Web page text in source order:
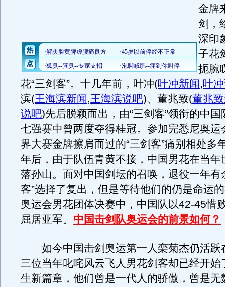
金牌
剑，
深印
子花
扼腕
花“三剑客”。十几年前，叶冲(叶冲新闻,叶
滨(王海滨新闻,王海滨说吧)、董兆致(董兆
说吧)先后脱颖而出，由“三剑客”领衔的中
七强赛中曾两度夺得桂冠。参加完悉尼奥运
界大赛金牌擦肩而过的“三剑客”痛别相处多
年后，由于队伍青黄不接，中国男花在当年
落孙山。面对中国剑坛的召唤，退役一年有
客”选择了复出，但是等待他们的仍是命运
奥运会男花团体决赛中，中国队以42-45惜
屈居亚军。 中国击剑队奥运会的前景如何？
如今中国击剑奥运第一人栾菊杰仍活跃
三位当年叱咤风云飞人男花剑客却已经开始
生新篇章，他们曾是一代人的骄傲，曾是无